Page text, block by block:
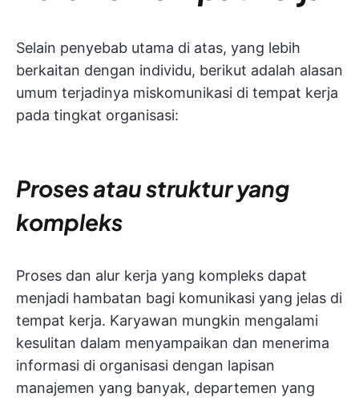
Selain penyebab utama di atas, yang lebih
berkaitan dengan individu, berikut adalah alasan
umum terjadinya miskomunikasi di tempat kerja
pada tingkat organisasi:
Proses atau struktur yang
kompleks
Proses dan alur kerja yang kompleks dapat
menjadi hambatan bagi komunikasi yang jelas di
tempat kerja. Karyawan mungkin mengalami
kesulitan dalam menyampaikan dan menerima
informasi di organisasi dengan lapisan
manajemen yang banyak, departemen yang